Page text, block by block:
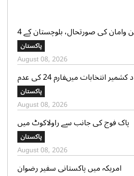
امن وامان کی صورتحال، بلوچستان کے 4
بلدیاتی حلقوں میں آج ہونیوالی پولنگ
ملتوی
پاکستان
August 08, 2026
آزاد کشمیر انتخابات میںفارم 24 کی عدم
فراہمی کے دعوے بے بنیاد ہیں، الیکشن
کمیشن کی وضاحت
پاکستان
August 08, 2026
پاک فوج کی جانب سے راولاکوٹ میں
شہریوں کیلئے مفت میڈیکل کیمپس کا
انعقاد
پاکستان
August 08, 2026
امریکہ میں پاکستانی سفیر رضوان